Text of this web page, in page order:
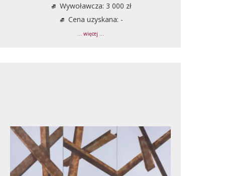
Wywoławcza: 3 000 zł
Cena uzyskana: -
... więcej ...